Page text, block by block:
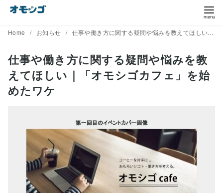
ツ
Home お知らせ 仕事や働き方に関する疑問や悩みを教えてほしい｜「オモシゴカフェ」を始めたワケ
仕事や働き方に関する疑問や悩みを教
えてほしい｜「オモシゴカフェ」を始
めたワケ